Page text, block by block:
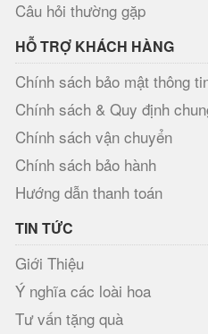
Câu hỏi thường gặp
HỖ TRỢ KHÁCH HÀNG
Chính sách bảo mật thông
Chính sách & Quy định
Chính sách vận chuyển
Chính sách bảo hành
Hướng dẫn thanh toán
TIN TỨC
Giới Thiệu
Ý nghĩa các loài hoa
Tư vấn tặng quà